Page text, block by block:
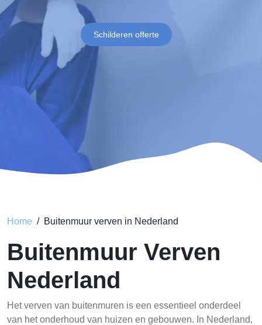
Schilderen offerte
Home Buitenmuur verven in Nederland
Buitenmuur Verven
Nederland
Het verven van buitenmuren is een essentieel onderdeel
van het onderhoud van huizen en gebouwen. In Nederland,